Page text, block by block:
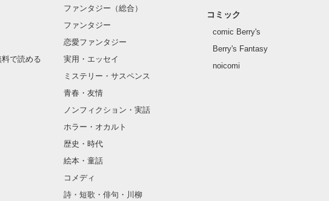
で読める
ファンタジー（総合）
ファンタジー
恋愛ファンタジー
実用・エッセイ
ミステリー・サスペンス
青春・友情
ノンフィクション・実話
ホラー・オカルト
歴史・時代
絵本・童話
コメディ
詩・短歌・俳句・川柳
コミック
comic Berry's
Berry's Fantasy
noicomi